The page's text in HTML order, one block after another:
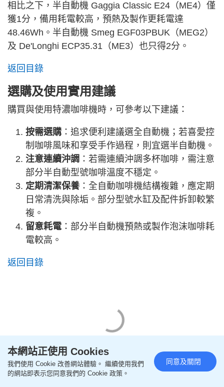
相比之下，半自動機 Gaggia Classic E24（ME4）僅
獲1分，備用耗電較高，預熱及製作更耗電達
48.46Wh。半自動機 Smeg EGF03PBUK（MEG2）
及 De'Longhi ECP35.31（ME3）也只得2分。
返回目錄
選購及使用實用建議
購買與使用特濃咖啡機時，可參考以下建議：
按需選購 ：追求便利建議選全自動機；若喜愛控
制咖啡風味和享受手作過程，則宜選半自動機。
注意連續沖調 ：若需連續沖調多杯咖啡，需注意
部分半自動型號咖啡溫度不穩定。
定期清潔保養：全自動咖啡機結構複雜，應定期
日常清洗與除垢。部分型號水缸及配件拆卸較繁
複。
留意耗電 ：部分半自動機預熱或製作泡沫咖啡耗
電較高。
返回目錄
本網站正使用 Cookies
我們使用 Cookie 改善網站體驗。 繼續使用我們
的網站即表示您同意我們的 Cookie 政策。
同意及關閉